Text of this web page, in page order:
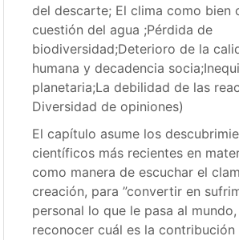
del descarte; El clima como bien
cuestión del agua ;Pérdida de
biodiversidad;Deterioro de la
humana y decadencia
planetaria;La debilidad de las
Diversidad de opiniones)
El capítulo asume los
científicos más recientes en
como manera de escuchar el
creación, para ”convertir en
personal lo que le pasa al
reconocer cuál es la contribución